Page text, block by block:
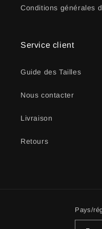
Conditions générales
Service client
Guide des Tailles
Nous contacter
Livraison
Retours
Pays/